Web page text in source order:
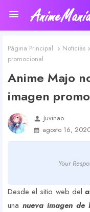
Página Principal Noticias
promocional
Anime Majo
imagen
person Juvinao
agosto 16,
Your
Desde el sitio web del
una nueva imagen